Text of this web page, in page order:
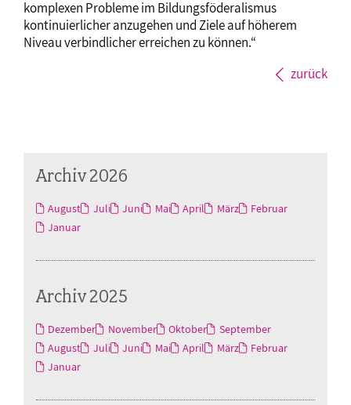
komplexen Probleme im Bildungsföderalismus
kontinuierlicher anzugehen und Ziele auf höherem
Niveau verbindlicher erreichen zu können.“
zurück
Archiv 2026
August Juli Juni Mai April März
Februar
Januar
Archiv 2025
Dezember November Oktober
September
August
Juli Juni Mai April März
Februar
Januar